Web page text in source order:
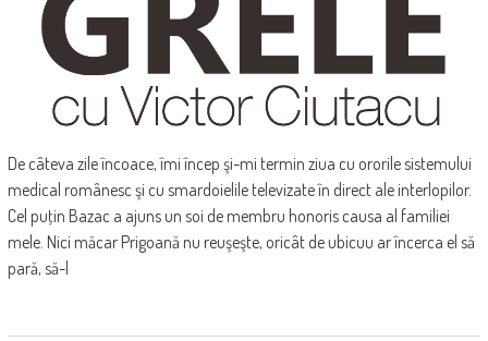
De câteva zile încoace, îmi încep şi-mi termin ziua cu ororile sistemului
medical românesc şi cu smardoielile televizate în direct ale interlopilor.
Cel puţin Bazac a ajuns un soi de membru honoris causa al familiei
mele. Nici măcar Prigoană nu reuşeşte, oricât de ubicuu ar încerca el să
pară, să-l